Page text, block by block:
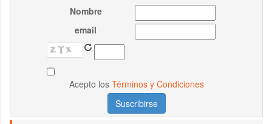
Nombre
email
Acepto los Términos y Condiciones